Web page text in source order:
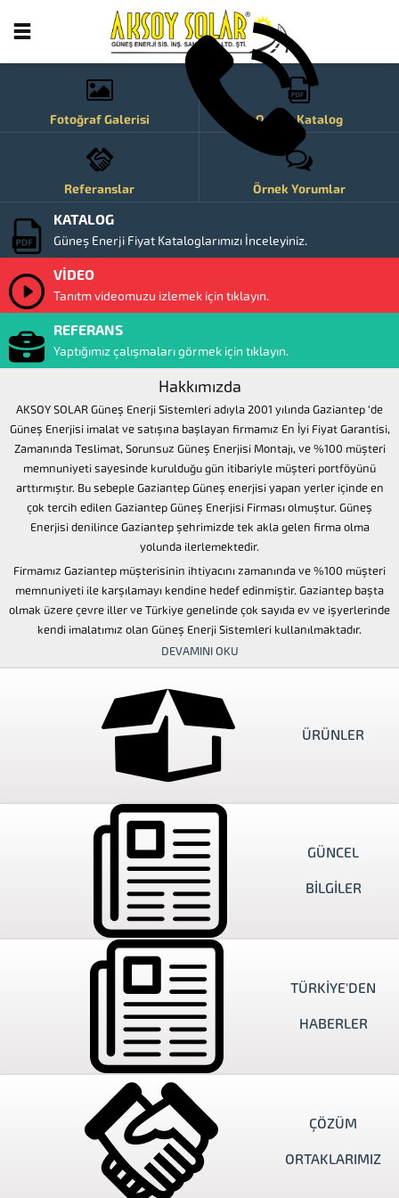
Kurumsal
ÜRÜNLER
Fotoğraf Galerisi Online Katalog
Referanslar Örnek Yorumlar
KATALOG
Güneş Enerji Fiyat Kataloglarımızı İnceleyiniz.
VİDEO
Tanıtm videomuzu izlemek için tıklayın.
REFERANS
Yaptığımız çalışmaları görmek için tıklayın.
Hakkımızda
AKSOY SOLAR Güneş Enerji Sistemleri adıyla 2001 yılında Gaziantep ‘de
Güneş Enerjisi imalat ve satışına başlayan firmamız En İyi Fiyat Garantisi,
Zamanında Teslimat, Sorunsuz Güneş Enerjisi Montajı, ve %100 müşteri
memnuniyeti sayesinde kurulduğu gün itibariyle müşteri portföyünü
arttırmıştır. Bu sebeple Gaziantep Güneş enerjisi yapan yerler içinde en
çok tercih edilen Gaziantep Güneş Enerjisi Firması olmuştur. Güneş
Enerjisi denilince Gaziantep şehrimizde tek akla gelen firma olma
yolunda ilerlemektedir.
Firmamız Gaziantep müşterisinin ihtiyacını zamanında ve %100 müşteri
memnuniyeti ile karşılamayı kendine hedef edinmiştir. Gaziantep başta
olmak üzere çevre iller ve Türkiye genelinde çok sayıda ev ve işyerlerinde
kendi imalatımız olan Güneş Enerji Sistemleri kullanılmaktadır.
DEVAMINI OKU
ÜRÜNLER
GÜNCEL
BİLGİLER
TÜRKİYE'DEN
HABERLER
ÇÖZÜM
ORTAKLARIMIZ